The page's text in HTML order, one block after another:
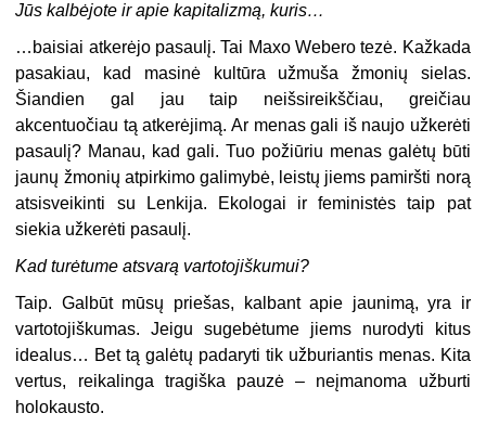
Jūs kalbėjote ir apie kapitalizmą, kuris…
…baisiai atkerėjo pasaulį. Tai Maxo Webero tezė. Kažkada
pasakiau, kad masinė kultūra užmuša žmonių sielas.
Šiandien gal jau taip neišsireikščiau, greičiau
akcentuočiau tą atkerėjimą. Ar menas gali iš naujo užkerėti
pasaulį? Manau, kad gali. Tuo požiūriu menas galėtų būti
jaunų žmonių atpirkimo galimybė, leistų jiems pamiršti norą
atsisveikinti su Lenkija. Ekologai ir feministės taip pat
siekia užkerėti pasaulį.
Kad turėtume atsvarą vartotojiškumui?
Taip. Galbūt mūsų priešas, kalbant apie jaunimą, yra ir
vartotojiškumas. Jeigu sugebėtume jiems nurodyti kitus
idealus… Bet tą galėtų padaryti tik užburiantis menas. Kita
vertus, reikalinga tragiška pauzė – neįmanoma užburti
holokausto.